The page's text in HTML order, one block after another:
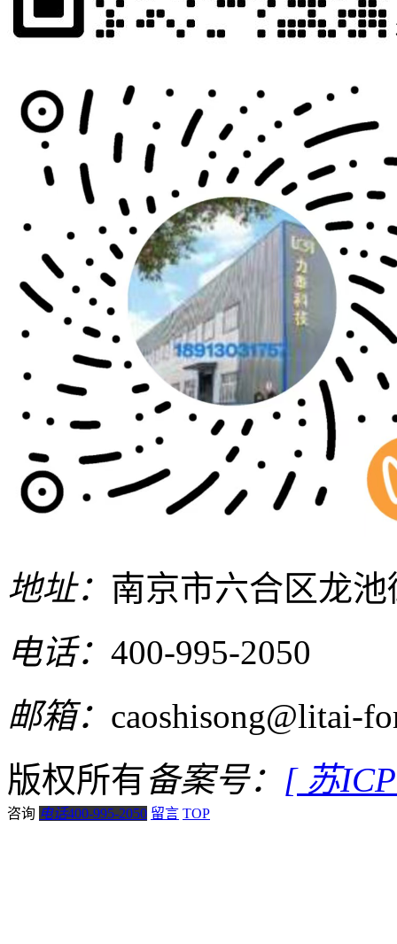
地址： 南京市六合区龙
电话： 400-995-2050
邮箱： caoshisong@litai-
版权所有备案号： [ 苏
咨询 电话400-995-2050 留言 TOP